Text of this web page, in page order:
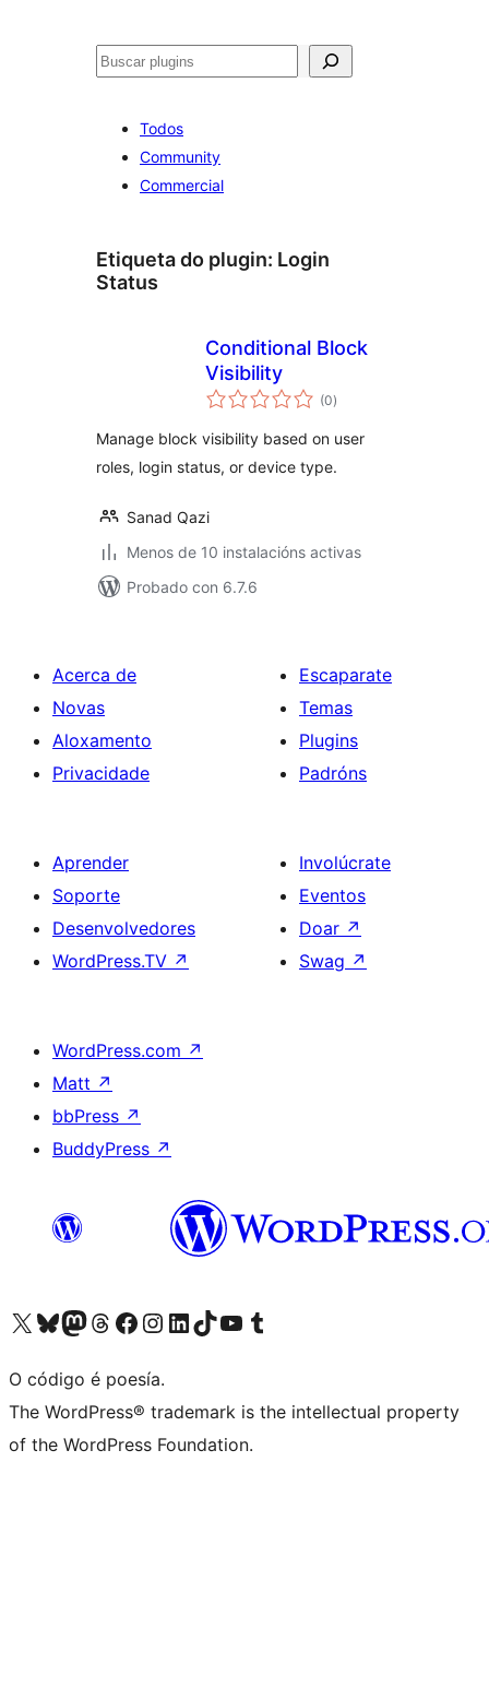
Buscar
Todos
Community
Commercial
Etiqueta do plugin: Login
Status
Conditional Block
Visibility
(0valoracións
totais
)
Manage block visibility based on user
roles, login status, or device type.
Sanad Qazi
Menos de 10 instalacións activas
Probado con 6.7.6
Acerca de
Novas
Aloxamento
Privacidade
Escaparate
Temas
Plugins
Padróns
Aprender
Soporte
Desenvolvedores
WordPress.TV ↗
Involúcrate
Eventos
Doar ↗
Swag ↗
WordPress.com ↗
Matt ↗
bbPress ↗
BuddyPress ↗
Visita la cuenta de X (anteriormente Twitter)
Visita a nosa conta de Bluesky
Visita a nosa conta de Mastodon
Visita a nosa conta de Threads
Visita a nosa páxina de Facebook
Visita a nosa conta de Instagram
Visita a nosa conta de LinkedIn
Visita a nosa conta de TikTok
Visita a nosa canle de YouTube
Visita a nosa conta de Tumblr
O código é poesía.
The WordPress® trademark is the intellectual property
of the WordPress Foundation.